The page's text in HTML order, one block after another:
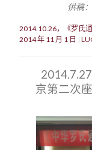
供稿
2014.10.26，《罗氏
2014 年 11 月 1 日
京第二次